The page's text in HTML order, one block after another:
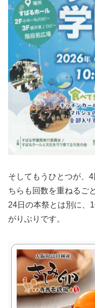
そしてもうひとつが、
ちらも回数を重ねるご
24日の本祭とは別に、
がりぶりです。